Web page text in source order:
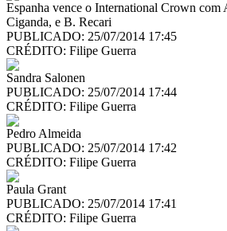
Espanha vence o International Crown
Ciganda, e B. Recari
PUBLICADO: 25/07/2014 17:45
CRÉDITO: Filipe Guerra
Sandra Salonen
PUBLICADO: 25/07/2014 17:44
CRÉDITO: Filipe Guerra
Pedro Almeida
PUBLICADO: 25/07/2014 17:42
CRÉDITO: Filipe Guerra
Paula Grant
PUBLICADO: 25/07/2014 17:41
CRÉDITO: Filipe Guerra